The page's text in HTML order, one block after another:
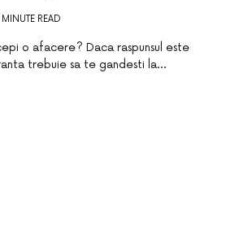
READ
o afacere? Daca raspunsul este
trebuie sa te gandesti la…